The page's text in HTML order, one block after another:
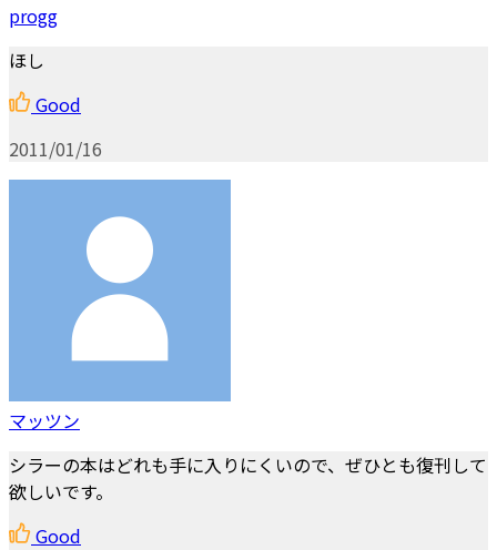
progg
ほし
Good
2011/01/16
マッツン
シラーの本はどれも手に入りにくいので、ぜひとも復刊して
欲しいです。
Good